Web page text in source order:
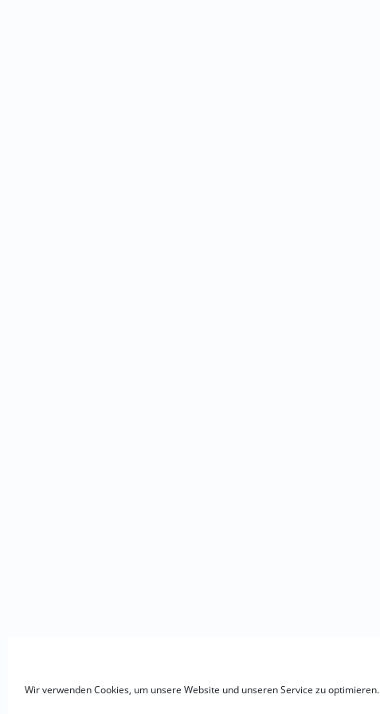
Wir verwenden Cookies, um unsere Website und unseren Service zu optimieren.